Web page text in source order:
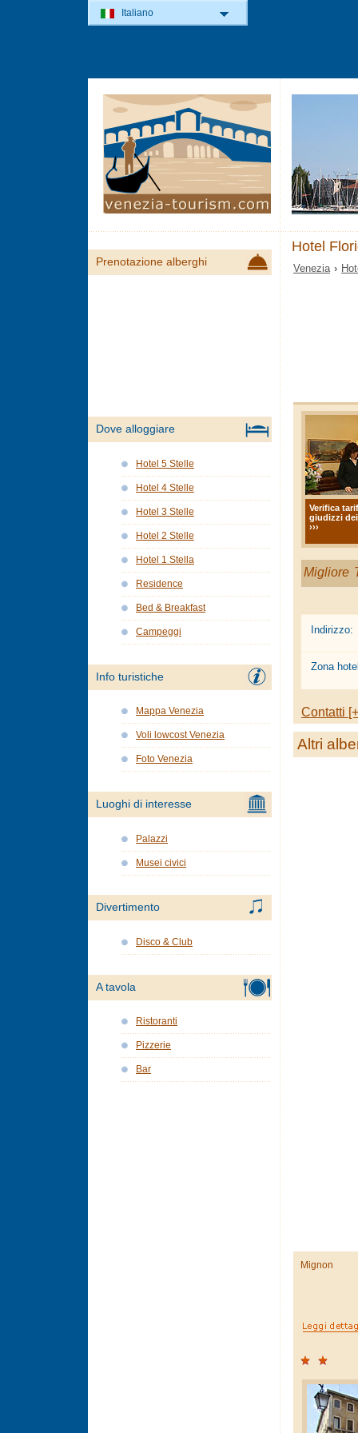
Hotel
Venezia ›
Verifica
giudizzi
›››
Migliore
Indirizzo:
Zona
Contatti
Altri
Mignon
Prenotazione alberghi
Dove alloggiare
Hotel 5 Stelle
Hotel 4 Stelle
Hotel 3 Stelle
Hotel 2 Stelle
Hotel 1 Stella
Residence
Bed & Breakfast
Campeggi
Info turistiche
Mappa Venezia
Voli lowcost Venezia
Foto Venezia
Luoghi di interesse
Palazzi
Musei civici
Divertimento
Disco & Club
A tavola
Ristoranti
Pizzerie
Bar
Italiano